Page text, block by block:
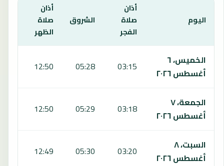
اليوم
أذان
صلاة
الفجر
الشروق
أذان
صلاة
الظهر
الخميس، ٦
أغسطس ٢٠٢٦
03:15
05:28
12:50
الجمعة، ٧
أغسطس ٢٠٢٦
03:18
05:29
12:50
السبت، ٨
أغسطس ٢٠٢٦
03:20
05:30
12:49